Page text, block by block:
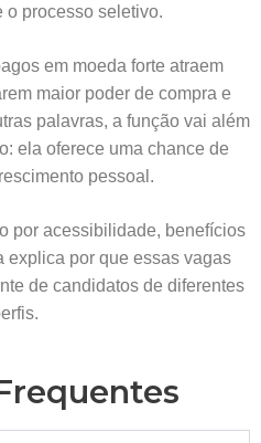
o processo seletivo.
em moeda forte atraem
maior poder de compra e
palavras, a função vai além
ela oferece uma chance de
pessoal.
por acessibilidade, benefícios
explica por que essas vagas
de candidatos de diferentes